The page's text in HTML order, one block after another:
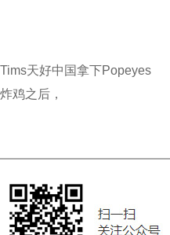
Tims天好中国拿下Popeyes
炸鸡之后，